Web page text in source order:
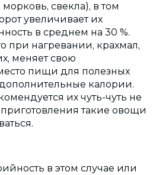
свекла), в том
увеличивает их
в среднем на 30 %.
при нагревании, крахмал,
меняет свою
пищи для полезных
калории.
их чуть-чуть не
такие овощи
в этом случае или